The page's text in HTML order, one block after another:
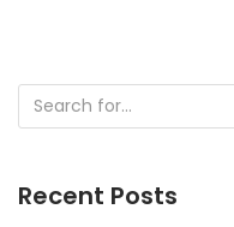
Recent Posts